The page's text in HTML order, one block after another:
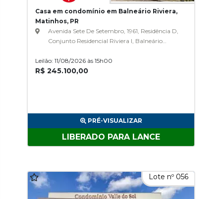
Casa em condomínio em Balneário Riviera,
Matinhos, PR
Avenida Sete De Setembro, 1961, Residência D,
Conjunto Residencial Riviera I, Balneário
Leilão: 11/08/2026 às 15h00
R$ 245.100,00
PRÉ-VISUALIZAR
LIBERADO PARA LANCE
Lote nº 056